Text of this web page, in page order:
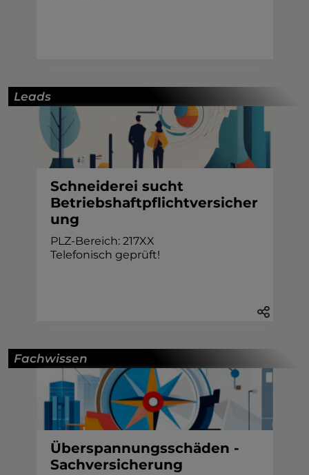
Leads
Schneiderei sucht
Betriebshaftpflichtversicher
ung
PLZ-Bereich: 217XX
Telefonisch geprüft!
Fachwissen
Überspannungsschäden -
Sachversicherung